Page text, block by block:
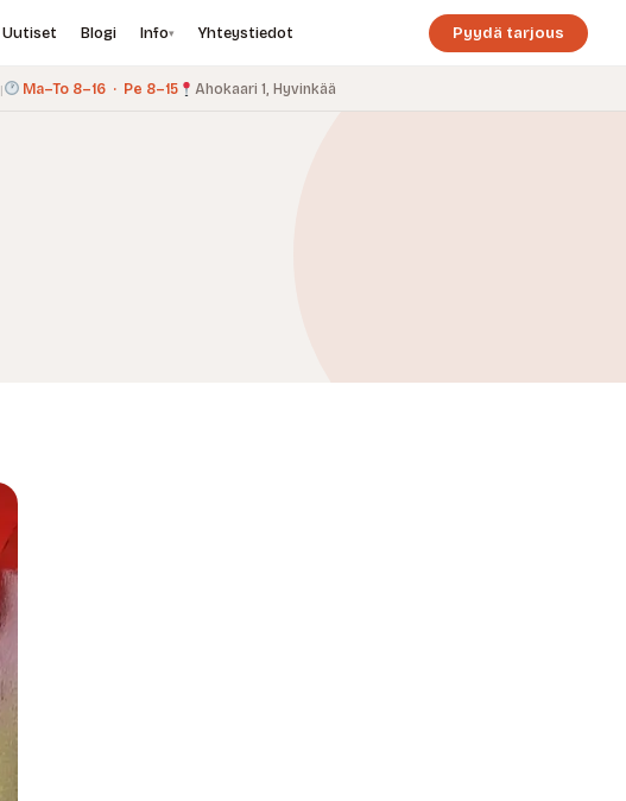
Uutiset Blogi Info▾ Yhteystiedot Pyydä tarjous
| Ma–To 8–16 · Pe 8–15 Ahokaari 1, Hyvinkää